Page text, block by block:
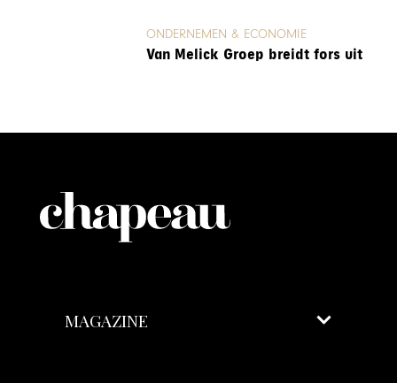
ONDERNEMEN & ECONOMIE
Van Melick Groep breidt fors uit
MAGAZINE